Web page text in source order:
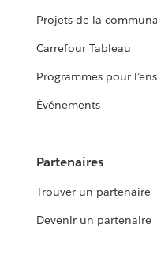
Projets de la
Carrefour Tableau
Programmes pour
Événements
Partenaires
Trouver un partenaire
Devenir un partenaire